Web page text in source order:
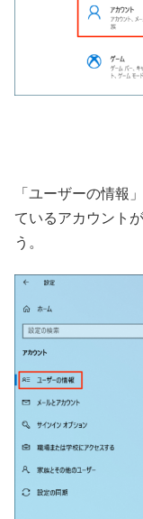
「ユーザーの情報
ているアカウント
う。